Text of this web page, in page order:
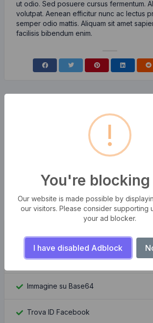
ut odio. Sed posuere cursus fermentum.
volutpat. Aenean efficitur nunc ac lectus
semper odio mattis. Aliquam sit amet
facilisis bibendum enim.
Downloader di miniature di YouTube
Immagine su Base64
Trova ID Facebook
!
You're blocking
Our website is made possible by
our visitors. Please consider supporting
your ad blocker.
I have disabled Adblock